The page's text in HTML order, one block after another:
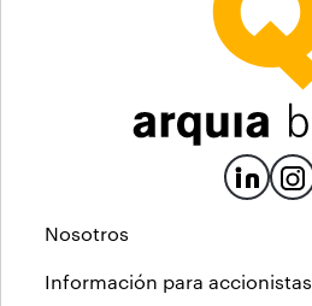
Nosotros
Información para accionistas